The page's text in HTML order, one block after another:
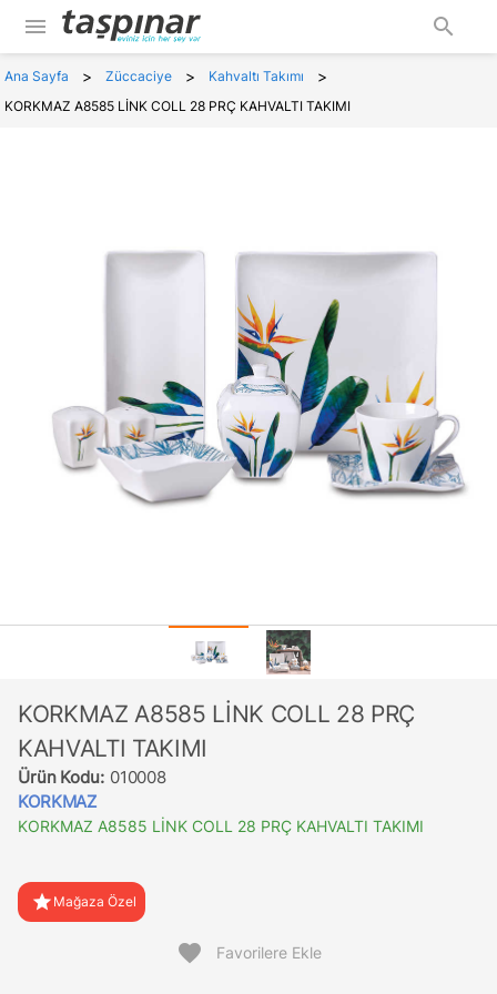
menu search
Ana Sayfa > Züccaciye > Kahvaltı Takımı >
KORKMAZ A8585 LİNK COLL 28 PRÇ KAHVALTI TAKIMI
KORKMAZ A8585 LİNK COLL 28 PRÇ
KAHVALTI TAKIMI
Ürün Kodu: 010008
KORKMAZ
KORKMAZ A8585 LİNK COLL 28 PRÇ KAHVALTI TAKIMI
star Mağaza Özel
favorite Favorilere Ekle